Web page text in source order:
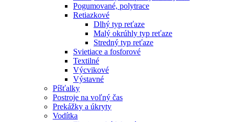
Pogumované, polytrace
Retiazkové
Dlhý typ reťaze
Malý okrúhly typ reťaze
Stredný typ reťaze
Svietiace a fosforové
Textilné
Výcvikové
Výstavné
Píšťalky
Postroje na voľný čas
Prekážky a úkryty
Vodítka